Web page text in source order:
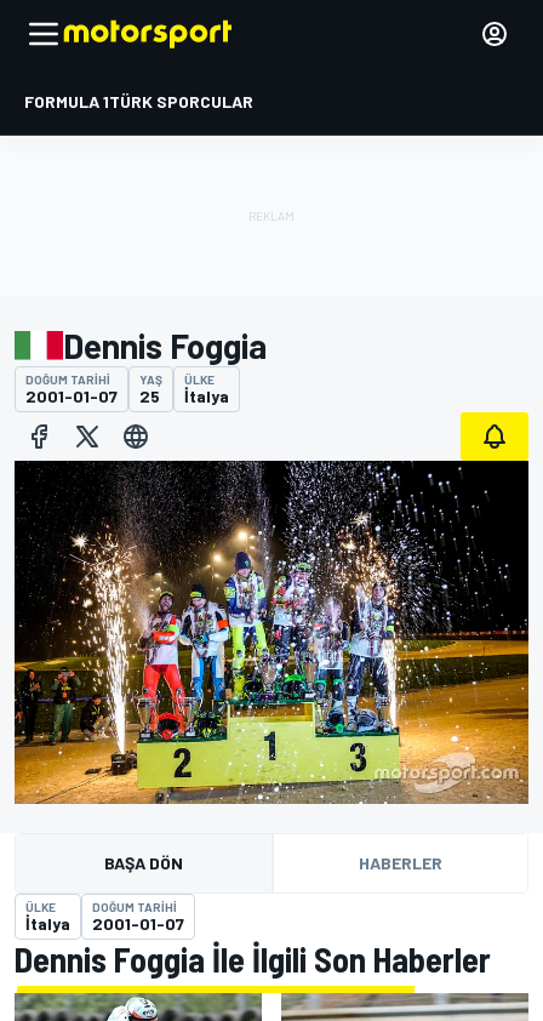
FORMULA 1TÜRK SPORCULAR
Dennis Foggia
DOĞUM TARIHI
2001-01-07
YAŞ
25
ÜLKE
İtalya
BAŞA DÖN HABERLER
ÜLKE
İtalya
DOĞUM TARIHI
2001-01-07
Dennis Foggia İle İlgili Son Haberler